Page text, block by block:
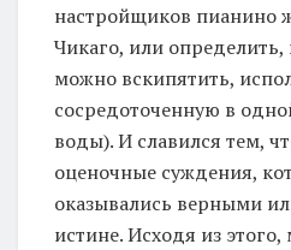
настройщиков пианино
Чикаго, или
можно вскипятить,
сосредоточенную в
воды). И славился тем,
оценочные суждения,
оказывались верными
истине. Исходя из